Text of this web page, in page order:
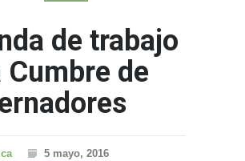
de trabajo
Cumbre de
5 mayo, 2016